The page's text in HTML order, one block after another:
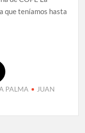
que teníamos hasta
PALMA
JUAN